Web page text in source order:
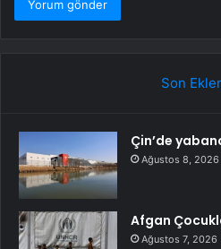
Son
Çin’de
Ağustos 8, 2026
Afgan
Ağustos 7, 2026